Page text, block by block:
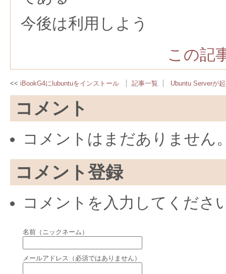
今後は利用しよう
この記
iBookG4にlubuntuをインストール 記事一覧 Ubuntu Serverが
コメント
コメントはまだありません
コメント登録
コメントを入力してくださ
名前（ニックネーム）
メールアドレス（必須ではありません）